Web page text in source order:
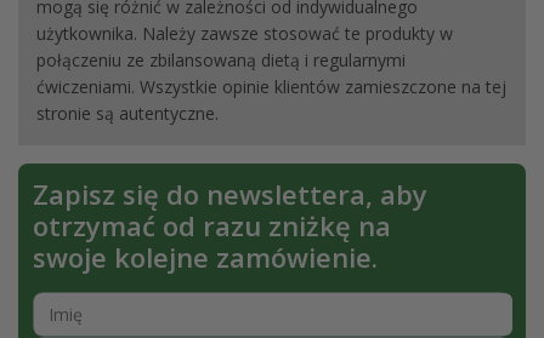
mogą się różnić w zależności od indywidualnego
użytkownika. Należy zawsze stosować te produkty w
połączeniu ze zbilansowaną dietą i regularnymi
ćwiczeniami. Wszystkie opinie klientów zamieszczone na tej
stronie są autentyczne.
Zapisz się do newslettera, aby
otrzymać od razu zniżkę na
swoje kolejne zamówienie.